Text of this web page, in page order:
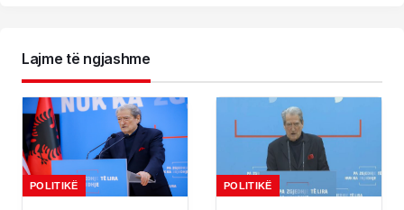
Lajme të ngjashme
POLITIKË POLITIKË